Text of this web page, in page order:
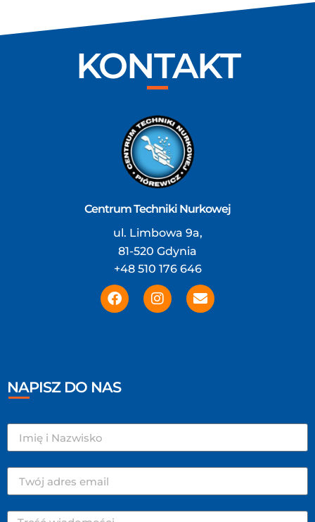
KONTAKT
Centrum Techniki Nurkowej
ul. Limbowa 9a,
81-520 Gdynia
+48 510 176 646
NAPISZ DO NAS